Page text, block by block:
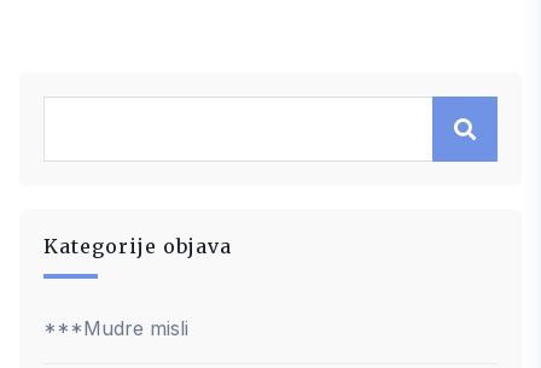
Kategorije objava
***Mudre misli